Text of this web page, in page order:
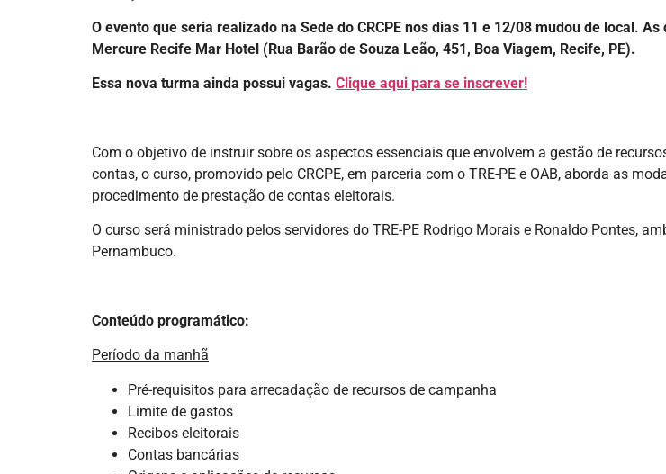
O evento que seria realizado na Sede do CRCPE nos dias 11 e 12/08 mudou de local.
Mercure Recife Mar Hotel (Rua Barão de Souza Leão, 451, Boa Viagem, Recife, PE).
Essa nova turma ainda possui vagas. Clique aqui para se inscrever!
Com o objetivo de instruir sobre os aspectos essenciais que envolvem a gestão de
contas, o curso, promovido pelo CRCPE, em parceria com o TRE-PE e OAB, aborda as
procedimento de prestação de contas eleitorais.
O curso será ministrado pelos servidores do TRE-PE Rodrigo Morais e Ronaldo Pontes,
Pernambuco.
Conteúdo programático:
Período da manhã
Pré-requisitos para arrecadação de recursos de campanha
Limite de gastos
Recibos eleitorais
Contas bancárias